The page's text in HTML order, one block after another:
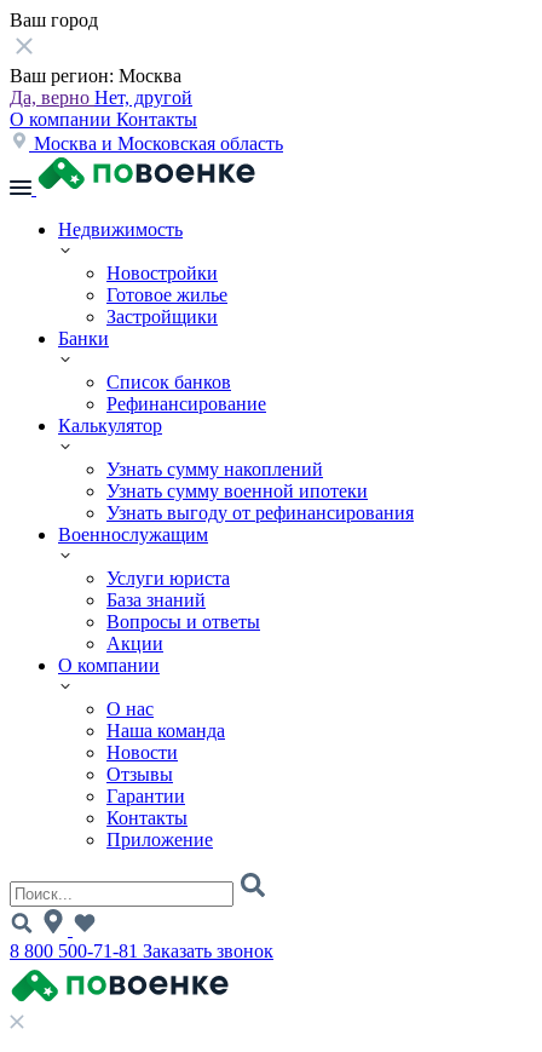
Ваш город
Ваш регион: Москва
Да, верно Нет, другой
О компании Контакты
Москва и Московская область
Недвижимость
Новостройки
Готовое жилье
Застройщики
Банки
Список банков
Рефинансирование
Калькулятор
Узнать сумму накоплений
Узнать сумму военной ипотеки
Узнать выгоду от рефинансирования
Военнослужащим
Услуги юриста
База знаний
Вопросы и ответы
Акции
О компании
О нас
Наша команда
Новости
Отзывы
Гарантии
Контакты
Приложение
8 800 500-71-81 Заказать звонок